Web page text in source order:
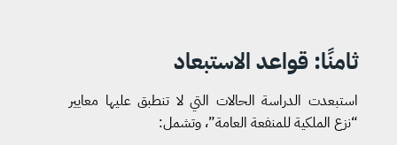
ثامنًا: قواعد الاستبعاد
استبعدت الدراسة الحالات التي لا تنطبق عليها معايير
“نزع الملكية للمنفعة العامة”، وتشمل: